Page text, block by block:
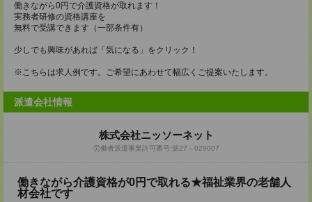
働きながら0円で介護資格が取れます！
実務者研修の資格講座を
無料で受講できます（一部条件有）
少しでも興味があれば「気になる」をクリック！
※こちらは求人例です。ご希望にあわせて幅広くご提案いたします。
派遣会社情報
株式会社ニッソーネット
労働者派遣事業許可番号:派27－029007
働きながら介護資格が0円で取れる★福祉業界の老舗人
材会社です